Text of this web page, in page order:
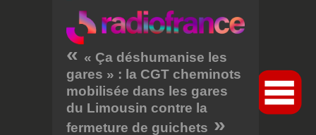
« Ça déshumanise les
gares » : la CGT cheminots
mobilisée dans les gares
du Limousin contre la
fermeture de guichets